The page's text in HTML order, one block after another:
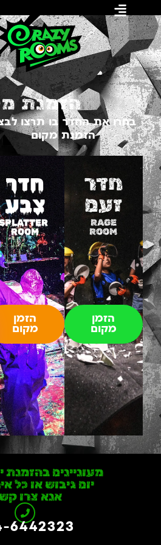
הזמנת
בחרו את החדר בו תרצו
הזמנת מקום
חדר
זעם
RAGE
ROOM
הזמן
מקום
חדר
צבע
ROOM
הזמן
מקום
מעוניינים בהזמנת
יום גיבוש או כל
אנא צרו
6442323